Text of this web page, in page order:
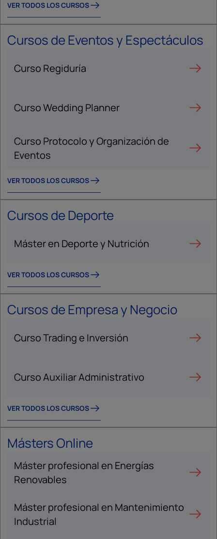
VER TODOS LOS CURSOS
Cursos de Eventos y Espectáculos
Curso Regiduría
Curso Wedding Planner
Curso Protocolo y Organización de
Eventos
VER TODOS LOS CURSOS
Cursos de Deporte
Máster en Deporte y Nutrición
VER TODOS LOS CURSOS
Cursos de Empresa y Negocio
Curso Trading e Inversión
Curso Auxiliar Administrativo
VER TODOS LOS CURSOS
Másters Online
Máster profesional en Energías
Renovables
Máster profesional en Mantenimiento
Industrial